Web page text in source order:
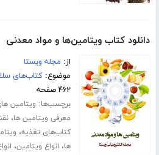
دانلود کتاب ویتامین‌ها و مواد معدنی
از: مجله ویستا
موضوع:کتاب‌های
۴۶۲ صفحه
برچسب‌ها: ویتامین‌
معرفی ویتامین ها،
کتاب‌های تغذیه،
ها، انواع ویتامین،